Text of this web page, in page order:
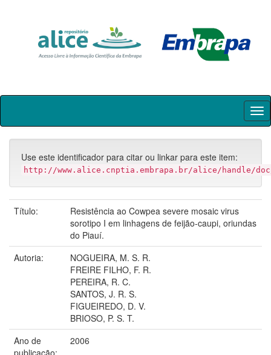
Skip
Use este identificador para citar ou linkar para este item:
http://www.alice.cnptia.embrapa.br/alice/handle/
Título:
Resistência ao Cowpea severe mosaic virus
sorotipo I em linhagens de feijão-caupi, oriundas
do Piauí.
Autoria:
NOGUEIRA, M. S. R.
FREIRE FILHO, F. R.
PEREIRA, R. C.
SANTOS, J. R. S.
FIGUEIREDO, D. V.
BRIOSO, P. S. T.
Ano de
publicação:
2006